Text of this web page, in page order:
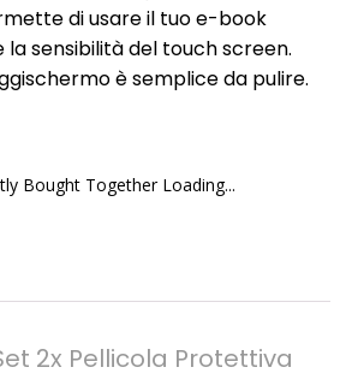
di usare il tuo e-book
sensibilità del touch screen.
è semplice da pulire.
Bought Together Loading...
2x Pellicola Protettiva